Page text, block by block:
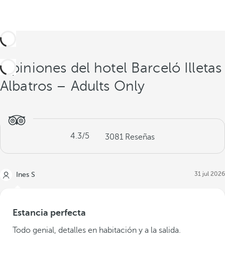
Opiniones del hotel Barceló Illetas
Albatros – Adults Only
4.3/5 3081 Reseñas
Ines S 31 jul 2026
Estancia perfecta
Todo genial, detalles en habitación y a la salida.